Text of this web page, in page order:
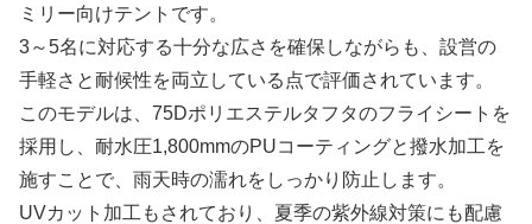
ミリー向けテントです。
3～5名に対応する十分な広さを確保しながらも、設営の
手軽さと耐候性を両立している点で評価されています。
このモデルは、75Dポリエステルタフタのフライシートを
採用し、耐水圧1,800mmのPUコーティングと撥水加工を
施すことで、雨天時の濡れをしっかり防止します。
UVカット加工もされており、夏季の紫外線対策にも配慮